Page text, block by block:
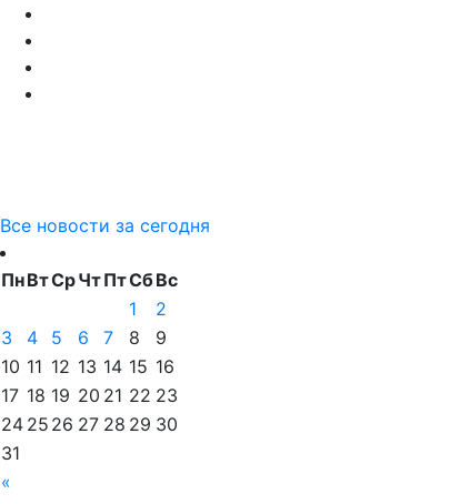
Все новости за сегодня
ПнВтСрЧтПтСбВс
«
1
2
3
4 5 6 7 8
9
10 11 12 13 14 15 16
17 18 19 20 21 22 23
24 25 26 27 28 29 30
31